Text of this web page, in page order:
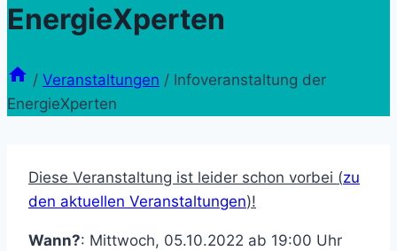
EnergieXperten
/ Veranstaltungen / Infoveranstaltung der
EnergieXperten
Diese Veranstaltung ist leider schon vorbei (zu
den aktuellen Veranstaltungen)!
Wann?: Mittwoch, 05.10.2022 ab 19:00 Uhr